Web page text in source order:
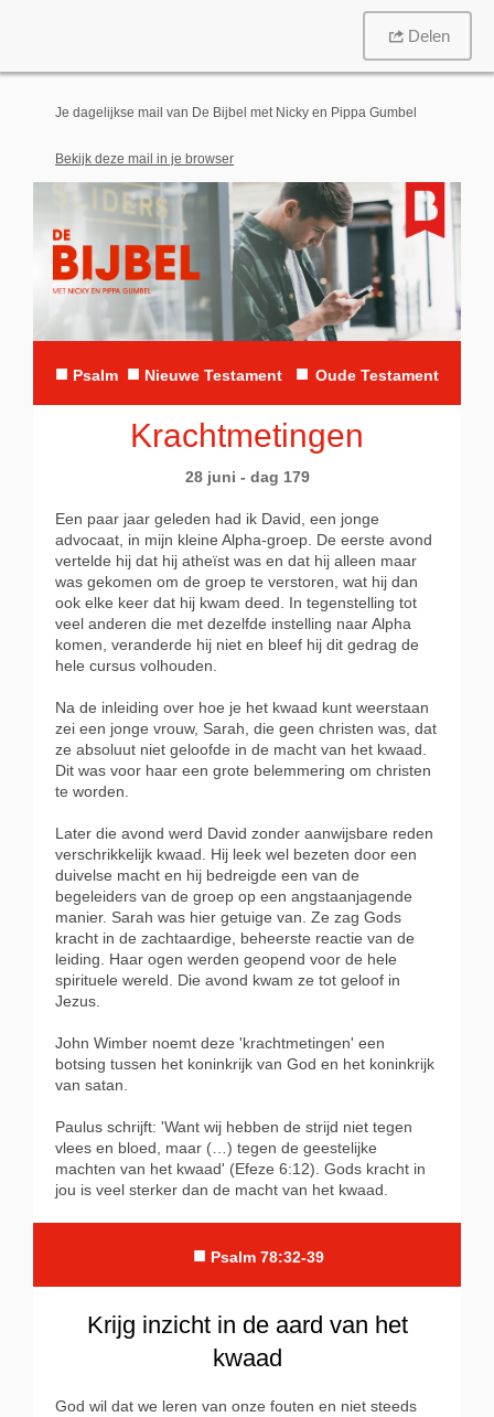
Delen
Je dagelijkse mail van De Bijbel met Nicky en Pippa Gumbel
Bekijk deze mail in je browser
■ Psalm ■ Nieuwe Testament ■ Oude Testament
Krachtmetingen
28 juni - dag 179
Een paar jaar geleden had ik David, een jonge
advocaat, in mijn kleine Alpha-groep. De eerste avond
vertelde hij dat hij atheïst was en dat hij alleen maar
was gekomen om de groep te verstoren, wat hij dan
ook elke keer dat hij kwam deed. In tegenstelling tot
veel anderen die met dezelfde instelling naar Alpha
komen, veranderde hij niet en bleef hij dit gedrag de
hele cursus volhouden.
Na de inleiding over hoe je het kwaad kunt weerstaan
zei een jonge vrouw, Sarah, die geen christen was, dat
ze absoluut niet geloofde in de macht van het kwaad.
Dit was voor haar een grote belemmering om christen
te worden.
Later die avond werd David zonder aanwijsbare reden
verschrikkelijk kwaad. Hij leek wel bezeten door een
duivelse macht en hij bedreigde een van de
begeleiders van de groep op een angstaanjagende
manier. Sarah was hier getuige van. Ze zag Gods
kracht in de zachtaardige, beheerste reactie van de
leiding. Haar ogen werden geopend voor de hele
spirituele wereld. Die avond kwam ze tot geloof in
Jezus.
John Wimber noemt deze 'krachtmetingen' een
botsing tussen het koninkrijk van God en het koninkrijk
van satan.
Paulus schrijft: 'Want wij hebben de strijd niet tegen
vlees en bloed, maar (…) tegen de geestelijke
machten van het kwaad' (Efeze 6:12). Gods kracht in
jou is veel sterker dan de macht van het kwaad.
■ Psalm 78:32-39
Krijg inzicht in de aard van het
kwaad
God wil dat we leren van onze fouten en niet steeds